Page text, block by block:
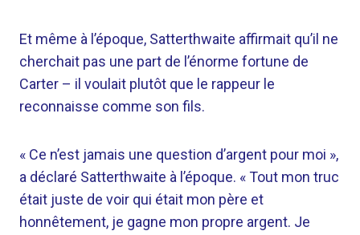
Et même à l’époque, Satterthwaite affirmait qu’il ne
cherchait pas une part de l’énorme fortune de
Carter – il voulait plutôt que le rappeur le
reconnaisse comme son fils.
« Ce n’est jamais une question d’argent pour moi »,
a déclaré Satterthwaite à l’époque. « Tout mon truc
était juste de voir qui était mon père et
honnêtement, je gagne mon propre argent. Je